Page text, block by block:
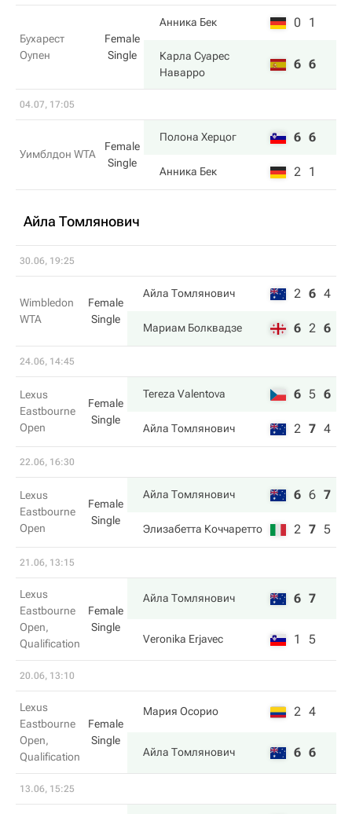
Бухарест
Оупен
Female
Single
Анника Бек 0 1
Карла Суарес
Наварро
6 6
04.07, 17:05
Уимблдон WTA
Female
Single
Полона Херцог 6 6
Анника Бек 2 1
Айла Томлянович
30.06, 19:25
Wimbledon
WTA
Female
Single
Айла Томлянович 2 6 4
Мариам Болквадзе 6 2 6
24.06, 14:45
Lexus
Eastbourne
Open
Female
Single
Tereza Valentova 6 5 6
Айла Томлянович 2 7 4
22.06, 16:30
Lexus
Eastbourne
Open
Female
Single
Айла Томлянович 6 6 7
Элизабетта Коччаретто 2 7 5
21.06, 13:15
Lexus
Eastbourne
Open,
Qualification
Female
Single
Айла Томлянович 6 7
Veronika Erjavec 1 5
20.06, 13:10
Lexus
Eastbourne
Open,
Qualification
Female
Single
Мария Осорио 2 4
Айла Томлянович 6 6
13.06, 15:25